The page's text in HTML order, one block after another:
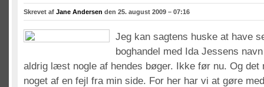
Skrevet af Jane Andersen den 25. august 2009 – 07:16
Jeg kan sagtens huske at have
boghandel med Ida Jessens
aldrig læst nogle af hendes bøger. Ikke før nu. Og
noget af en fejl fra min side. For her har vi at gøre